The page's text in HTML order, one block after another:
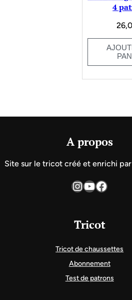
4
A propos
Site sur le tricot créé et enrichi par
InstagramYouTube Facebook
Tricot
Tricot de chaussettes
Abonnement
Test de patrons